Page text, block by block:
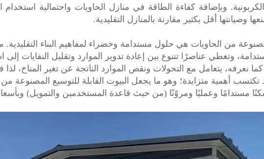
وبإضافة كفاءة الطاقة في منازل الحاويات واحتمالية استخدام
وصيانتها أقل بكثير مقارنة بالمنازل التقليدية.
من الحاويات هي حلول مستدامة وخضراء لمفاهيم البناء
وتغطي عناصرًا تتنوع بين إعادة تدوير الموارد وتقليل النفايات
كما نعرفه، يتعامل مع التحولات ونقص الموارد الناتجة عن تغير المناخ،
أهمية متزايدة؛ وهو ما يجعل البيوت القابلة للتوسيع المصنوعة من
سكنًا مستدامًا وعمليًا ومروّنًا (من حيث قاعدة المستخدمين والتمويل)